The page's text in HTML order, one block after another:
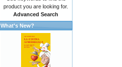
product you are looking for.
Advanced Search
What's New?